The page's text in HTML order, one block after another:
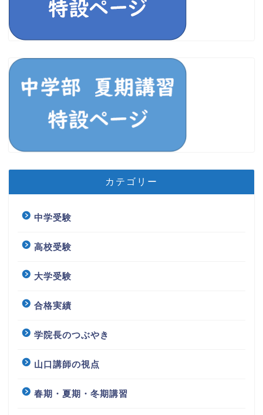
カテゴリー
中学受験
高校受験
大学受験
合格実績
学院長のつぶやき
山口講師の視点
春期・夏期・冬期講習